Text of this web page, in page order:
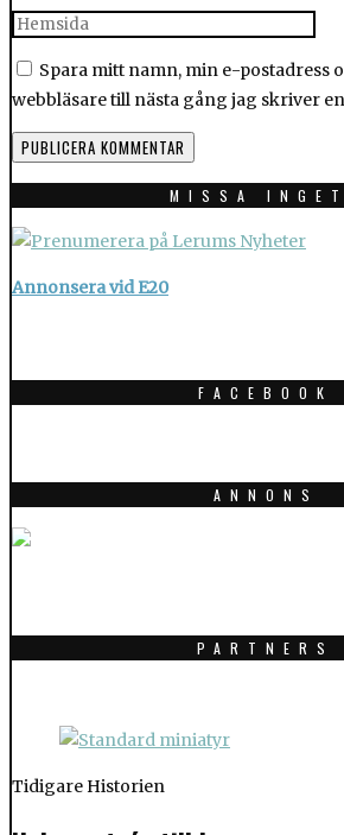
Spara mitt namn, min e-postadress
webbläsare till nästa gång jag skriver
MISSA
Annonsera vid E20
FACEBOOK
ANNONS
PARTNERS
Tidigare Historien